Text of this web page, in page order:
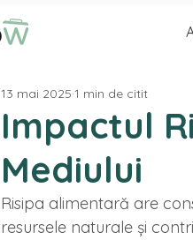
Impactul
Mediului
13 mai 2025 1 min de citit
Risipa alimentară are
resursele naturale și